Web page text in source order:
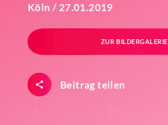
Köln / 27.01.2019
ZUR BILDERGALERIE
Beitrag teilen